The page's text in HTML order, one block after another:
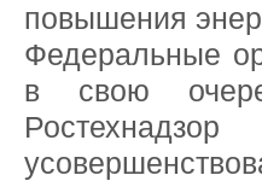
повышения
Федеральные
в свою